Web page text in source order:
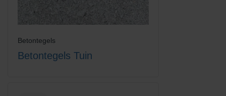
Betontegels
Betontegels Tuin